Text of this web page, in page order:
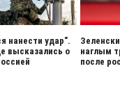
нанести удар".
высказались о
наглым
после